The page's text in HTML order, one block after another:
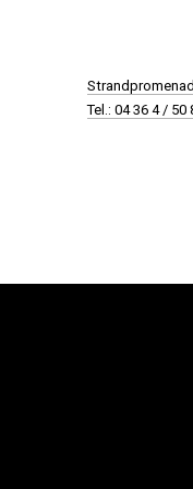
Tel.: 04 36 4 / 50